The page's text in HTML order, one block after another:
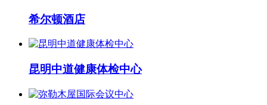
希尔顿酒店
昆明中道健康体检中心